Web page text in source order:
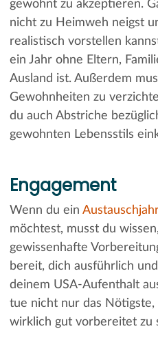
gewohnt zu akzeptieren.
nicht zu Heimweh neigst
realistisch vorstellen
ein Jahr ohne Eltern,
Ausland ist. Außerdem
Gewohnheiten zu
du auch Abstriche
gewohnten Lebensstils
Engagement
Wenn du ein
möchtest, musst du
gewissenhafte
bereit, dich ausführlich
deinem USA-Aufenthalt
tue nicht nur das Nötigste,
wirklich gut vorbereitet zu